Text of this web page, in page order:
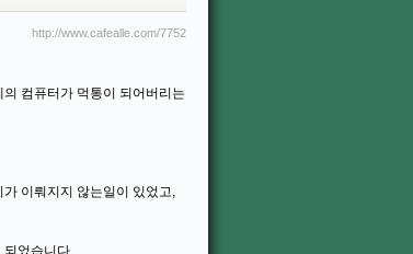
http://www.cafealle.com/7752
컴퓨터가 먹통이 되어버리는
이뤄지지 않는일이 있었고,
되었습니다.